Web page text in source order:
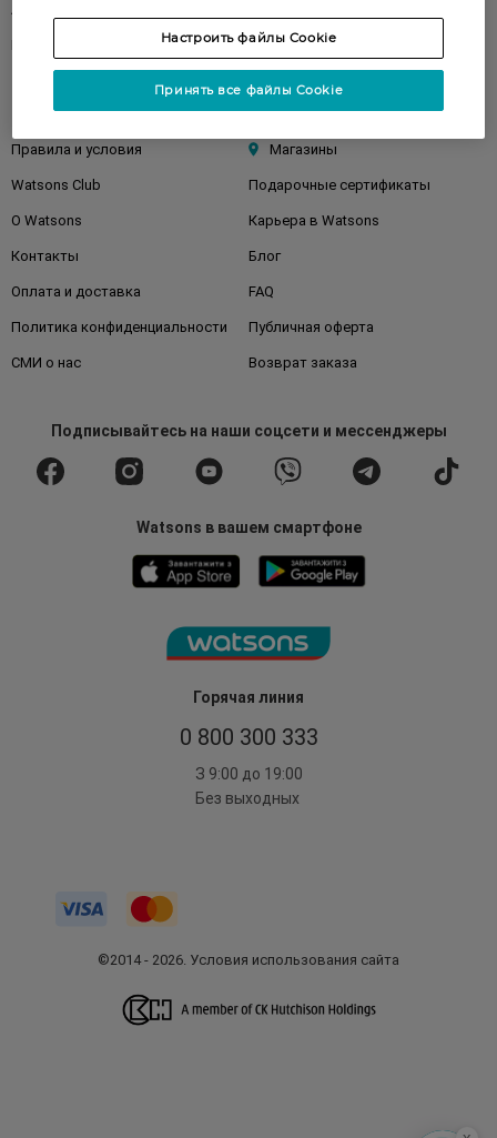
Горячая линия
0 800 300 333
З 9:00 до 19:00
Без выходных
Аксессуары
Клиентам
Правила и условия Магазины
Watsons Club Подарочные сертификаты
О Watsons Карьера в Watsons
Контакты Блог
Оплата и доставка FAQ
Политика конфиденциальности Публичная оферта
СМИ о нас Возврат заказа
Подписывайтесьна наши соцсети и мессенджеры
Watsons в вашем смартфоне
©2014 - 2026. Условия использования сайта
Настроить файлы Cookie
Принять все файлы Cookie